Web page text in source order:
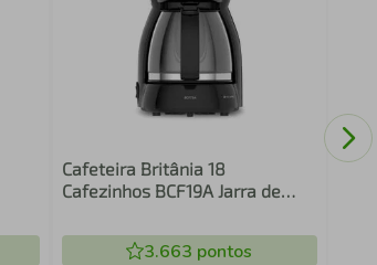
Cafeteira Britânia 18
Cafezinhos BCF19A Jarra de
3.663 pontos